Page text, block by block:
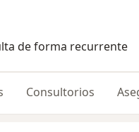
de forma recurrente
Consultorios